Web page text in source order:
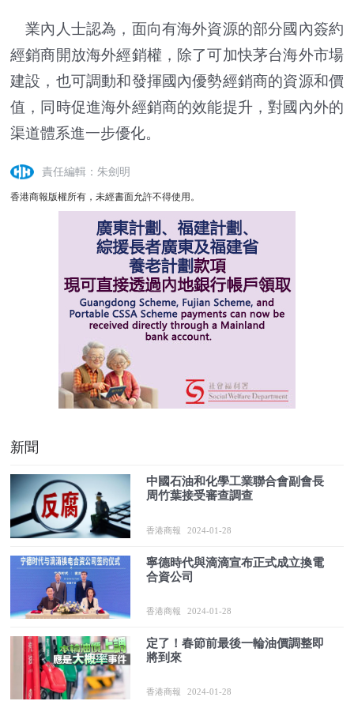
業內人士認為，面向有海外資源的部分國內簽約
經銷商開放海外經銷權，除了可加快茅台海外市場
建設，也可調動和發揮國內優勢經銷商的資源和價
值，同時促進海外經銷商的效能提升，對國內外的
渠道體系進一步優化。
責任編輯：朱劍明
香港商報版權所有，未經書面允許不得使用。
新聞
中國石油和化學工業聯合會副會長
周竹葉接受審查調查
香港商報 2024-01-28
寧德時代與滴滴宣布正式成立換電
合資公司
香港商報 2024-01-28
定了！春節前最後一輪油價調整即
將到來
香港商報 2024-01-28